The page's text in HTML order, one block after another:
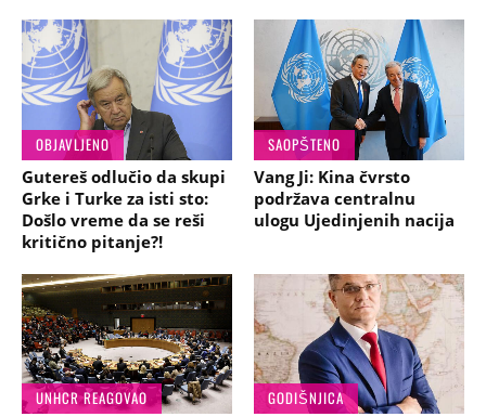
OBJAVLJENO
Gutereš odlučio da skupi
Grke i Turke za isti sto:
Došlo vreme da se reši
kritično pitanje?!
SAOPŠTENO
Vang Ji: Kina čvrsto
podržava centralnu
ulogu Ujedinjenih nacija
UNHCR REAGOVAO
GODIŠNJICA